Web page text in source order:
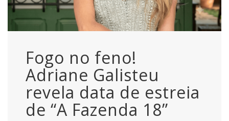
Fogo no feno!
Adriane Galisteu
revela data de estreia
de “A Fazenda 18”